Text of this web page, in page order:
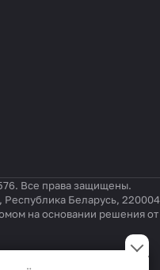
Все права защищены.
Республика Беларусь, 220004
на основании решения от
и